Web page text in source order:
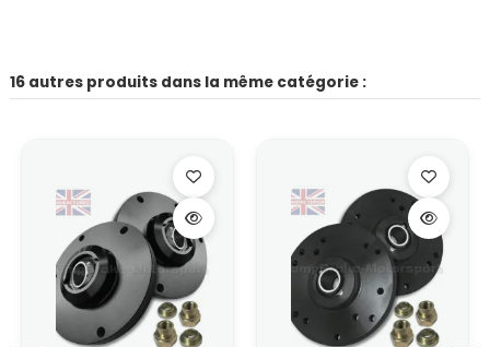
16 autres produits dans la même catégorie :